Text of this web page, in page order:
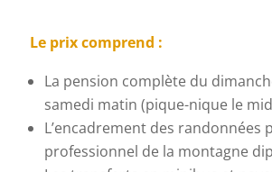
Le prix comprend :
La pension complète du
samedi matin (pique-nique le
L’encadrement des randonnées
professionnel de la montagne